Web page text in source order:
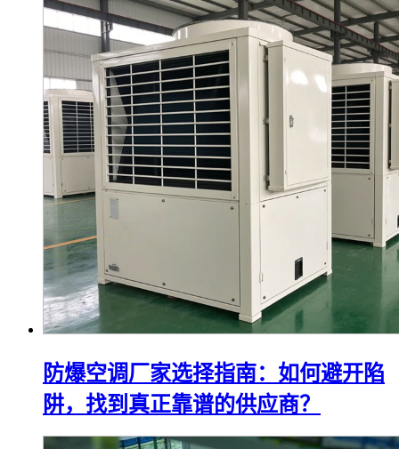
防爆空调厂家选择指南：如何避开陷
阱，找到真正靠谱的供应商？